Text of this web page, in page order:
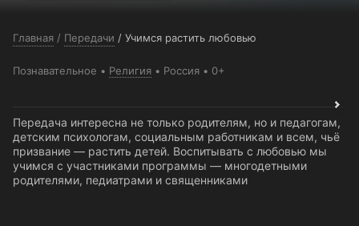
Главная / Передачи / Учимся растить любовью
Познавательное Религия Россия 0+
Передача интересна не только родителям, но и педагогам,
детским психологам, социальным работникам и всем, чьё
призвание — растить детей. Воспитывать с любовью мы
учимся с участниками программы — многодетными
родителями, педиатрами и священниками